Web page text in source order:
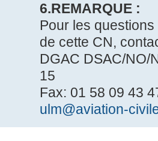
6.REMARQUE :
Pour les
de cette CN,
DGAC DSAC/NO/
15
Fax: 01 58 09 43
ulm@aviation-